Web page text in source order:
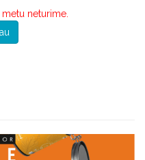
neturime.